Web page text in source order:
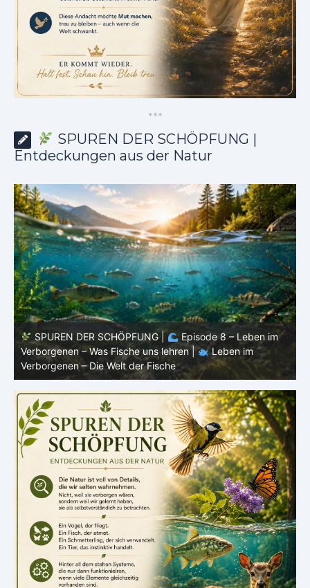
***
SPUREN DER SCHÖPFUNG |
Entdeckungen aus der Natur
SPUREN DER SCHÖPFUNG |
Episode 8 – Leben im
Verborgenen – Was Fische uns lehren |
Leben im
Verborgenen – Die Welt der Fische